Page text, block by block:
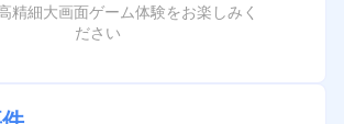
精細大画面ゲーム体験をお楽しみく
ださい